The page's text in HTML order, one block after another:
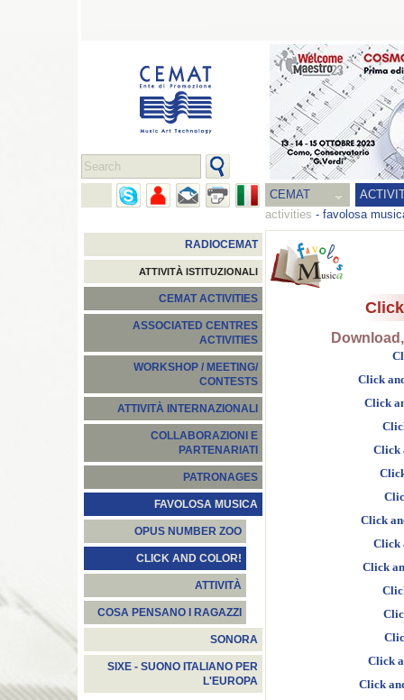
CEMAT
activities - favolosa
RADIOCEMAT
ATTIVITÀ ISTITUZIONALI
CEMAT ACTIVITIES
ASSOCIATED CENTRES
ACTIVITIES
WORKSHOP / MEETING/
CONTESTS
ATTIVITÀ INTERNAZIONALI
COLLABORAZIONI E
PARTENARIATI
PATRONAGES
FAVOLOSA MUSICA
OPUS NUMBER ZOO
CLICK AND COLOR!
ATTIVITÀ
COSA PENSANO I RAGAZZI
SONORA
SIXE - SUONO ITALIANO PER
L'EUROPA
Click
Click
Click
Click
Click
Click
Click
Click